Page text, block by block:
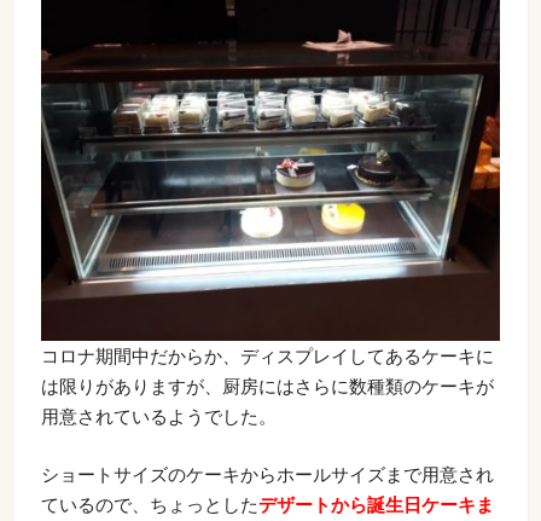
コロナ期間中だからか、ディスプレイしてあるケーキに
は限りがありますが、厨房にはさらに数種類のケーキが
用意されているようでした。
ショートサイズのケーキからホールサイズまで用意され
ているので、ちょっとしたデザートから誕生日ケーキま